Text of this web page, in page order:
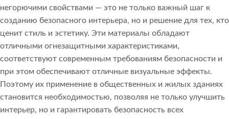
негорючими свойствами — это не только важный шаг к
созданию безопасного интерьера, но и решение для тех, кто
ценит стиль и эстетику. Эти материалы обладают
отличными огнезащитными характеристиками,
соответствуют современным требованиям безопасности и
при этом обеспечивают отличные визуальные эффекты.
Поэтому их применение в общественных и жилых зданиях
становится необходимостью, позволяя не только улучшить
интерьер, но и гарантировать безопасность всех